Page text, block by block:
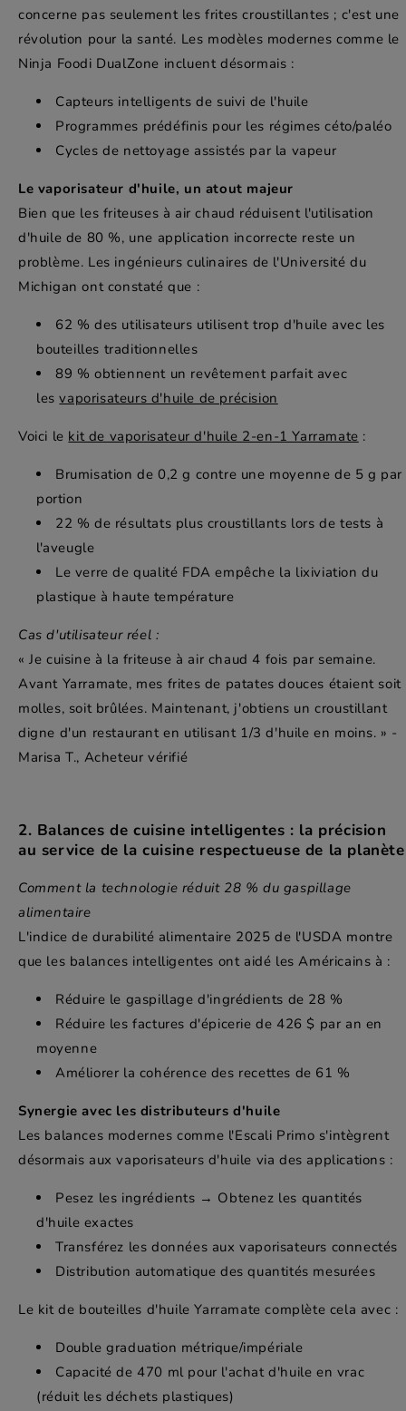
concerne pas seulement les frites croustillantes ; c'est une
révolution pour la santé. Les modèles modernes comme le
Ninja Foodi DualZone incluent désormais :
Capteurs intelligents de suivi de l'huile
Programmes prédéfinis pour les régimes céto/paléo
Cycles de nettoyage assistés par la vapeur
Le vaporisateur d'huile, un atout majeur
Bien que les friteuses à air chaud réduisent l'utilisation
d'huile de 80 %, une application incorrecte reste un
problème. Les ingénieurs culinaires de l'Université du
Michigan ont constaté que :
62 % des utilisateurs utilisent trop d'huile avec les
bouteilles traditionnelles
89 % obtiennent un revêtement parfait avec
lesvaporisateurs d'huile de précision
Voici le kit de vaporisateur d'huile 2-en-1 Yarramate :
Brumisation de 0,2 g contre une moyenne de 5 g par
portion
22 % de résultats plus croustillants lors de tests à
l'aveugle
Le verre de qualité FDA empêche la lixiviation du
plastique à haute température
Cas d'utilisateur réel :
« Je cuisine à la friteuse à air chaud 4 fois par semaine.
Avant Yarramate, mes frites de patates douces étaient soit
molles, soit brûlées. Maintenant, j'obtiens un croustillant
digne d'un restaurant en utilisant 1/3 d'huile en moins. » -
Marisa T., Acheteur vérifié
2. Balances de cuisine intelligentes : la précision
au service de la cuisine respectueuse de la planète
Comment la technologie réduit 28 % du gaspillage
alimentaire
L'indice de durabilité alimentaire 2025 de l'USDA montre
que les balances intelligentes ont aidé les Américains à :
Réduire le gaspillage d'ingrédients de 28 %
Réduire les factures d'épicerie de 426 $ par an en
moyenne
Améliorer la cohérence des recettes de 61 %
Synergie avec les distributeurs d'huile
Les balances modernes comme l'Escali Primo s'intègrent
désormais aux vaporisateurs d'huile via des applications :
Pesez les ingrédients → Obtenez les quantités
d'huile exactes
Transférez les données aux vaporisateurs connectés
Distribution automatique des quantités mesurées
Le kit de bouteilles d'huile Yarramate complète cela avec :
Double graduation métrique/impériale
Capacité de 470 ml pour l'achat d'huile en vrac
(réduit les déchets plastiques)